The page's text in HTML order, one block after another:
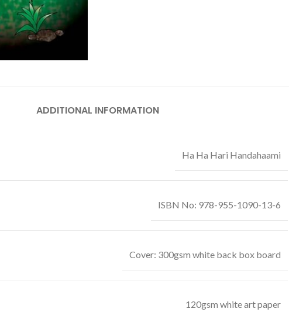
ADDITIONAL INFORMATION
Ha Ha Hari Handahaami
ISBN No: 978-955-1090-13-6
Cover: 300gsm white back box board
120gsm white art paper